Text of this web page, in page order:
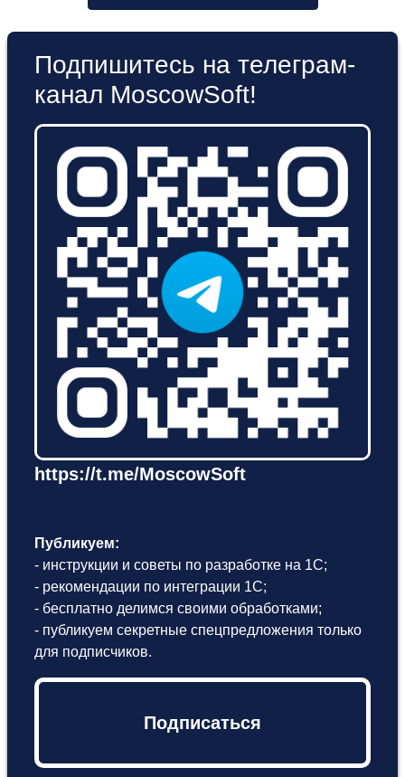
Подпишитесь на телеграм-
канал MoscowSoft!
https://t.me/MoscowSoft
Публикуем:
- инструкции и советы по разработке на 1С;
- рекомендации по интеграции 1С;
- бесплатно делимся своими обработками;
- публикуем секретные спецпредложения только
для подписчиков.
Подписаться